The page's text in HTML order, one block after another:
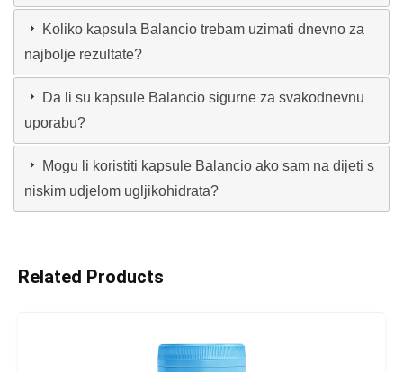
Koliko kapsula Balancio trebam uzimati dnevno za
najbolje rezultate?
Da li su kapsule Balancio sigurne za svakodnevnu
uporabu?
Mogu li koristiti kapsule Balancio ako sam na dijeti s
niskim udjelom ugljikohidrata?
Related Products